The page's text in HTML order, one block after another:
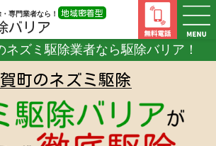
専門業者なら！ 地域密着型
バリア
ネズミ駆除業者なら駆除バリア！
町のネズミ
対策業者
町のネズミ駆除